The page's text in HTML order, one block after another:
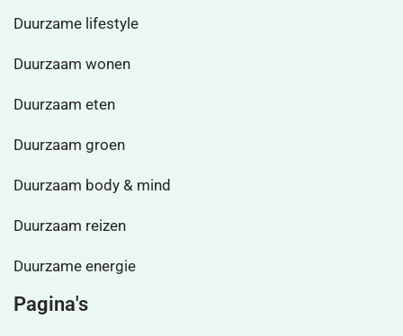
Duurzame lifestyle
Duurzaam wonen
Duurzaam eten
Duurzaam groen
Duurzaam body & mind
Duurzaam reizen
Duurzame energie
Pagina's